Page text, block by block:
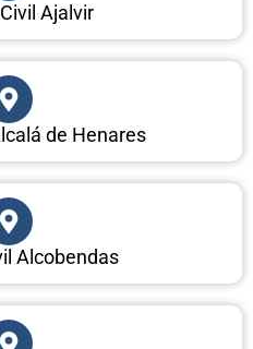
Ajalvir
de Henares
Alcobendas